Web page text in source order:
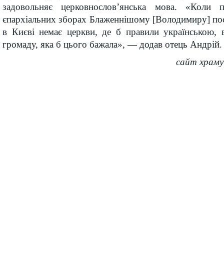
задовольняє церковнослов’янська мова.
єпархіальних зборах Блаженнішому [Володимиру]
в Києві немає церкви, де б правили українською,
громаду, яка б цього бажала», — додав отець Андрій.
сайт